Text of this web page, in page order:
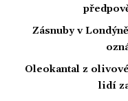
Zásnuby v
Oleokantal z
lidí